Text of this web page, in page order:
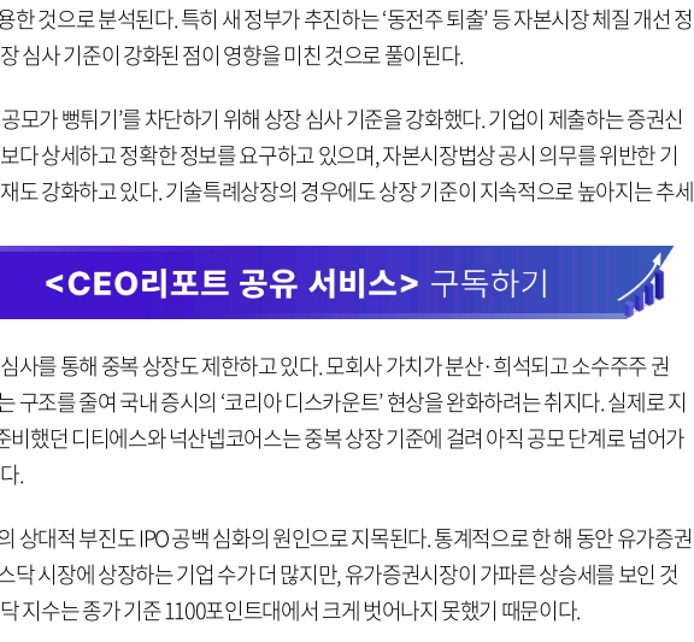
한 것으로 분석된다. 특히 새 정부가 추진하는 ‘동전주 퇴출’ 등 자본시장 체질 개선 정
심사 기준이 강화된 점이 영향을 미친 것으로 풀이된다.
모가 뻥튀기’를 차단하기 위해 상장 심사 기준을 강화했다. 기업이 제출하는 증권신
다 상세하고 정확한 정보를 요구하고 있으며, 자본시장법상 공시 의무를 위반한 기
도 강화하고 있다. 기술특례상장의 경우에도 상장 기준이 지속적으로 높아지는 추세
사를 통해 중복 상장도 제한하고 있다. 모회사 가치가 분산·희석되고 소수주주 권
구조를 줄여 국내 증시의 ‘코리아 디스카운트’ 현상을 완화하려는 취지다. 실제로 지
비했던 디티에스와 넉산넵코어스는 중복 상장 기준에 걸려 아직 공모 단계로 넘어가
.
상대적 부진도 IPO 공백 심화의 원인으로 지목된다. 통계적으로 한 해 동안 유가증권
닥 시장에 상장하는 기업 수가 더 많지만, 유가증권시장이 가파른 상승세를 보인 것
지수는 종가 기준 1100포인트대에서 크게 벗어나지 못했기 때문이다.